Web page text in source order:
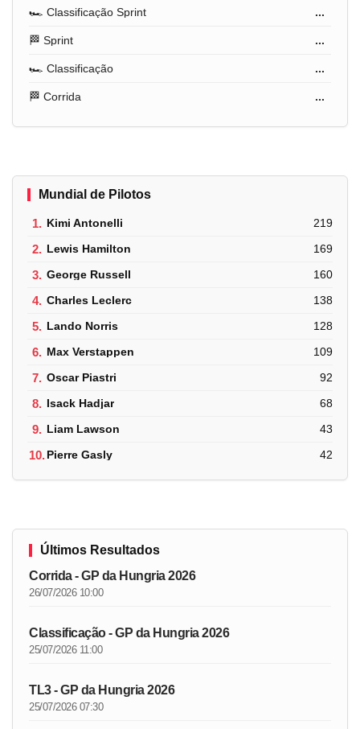
🏎️ Classificação Sprint ...
🏁 Sprint ...
🏎️ Classificação ...
🏁 Corrida ...
Mundial de Pilotos
1. Kimi Antonelli 219
2. Lewis Hamilton 169
3. George Russell 160
4. Charles Leclerc 138
5. Lando Norris 128
6. Max Verstappen 109
7. Oscar Piastri 92
8. Isack Hadjar 68
9. Liam Lawson 43
10.Pierre Gasly 42
Últimos Resultados
Corrida - GP da Hungria 2026
26/07/2026 10:00
Classificação - GP da Hungria 2026
25/07/2026 11:00
TL3 - GP da Hungria 2026
25/07/2026 07:30